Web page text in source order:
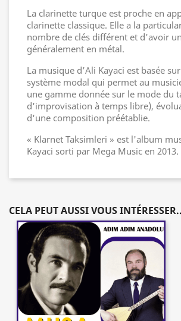
La clarinette turque est proche en
clarinette classique. Elle a la
nombre de clés différent et d'avoir
généralement en métal.
La musique d’Ali Kayaci est basée
système modal qui permet au
une gamme donnée sur le mode du
d'improvisation à temps libre),
d'une composition préétablie.
« Klarnet Taksimleri » est l'album
Kayaci sorti par Mega Music en 2013.
CELA PEUT AUSSI VOUS